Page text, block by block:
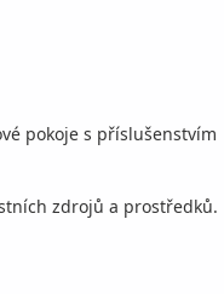
pokoje s příslušenstvím
zdrojů a prostředků.